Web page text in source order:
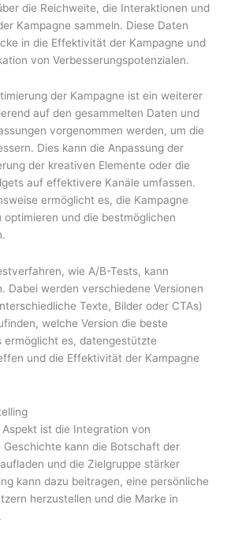
die Reichweite, die Interaktionen und
Kampagne sammeln. Diese Daten
in die Effektivität der Kampagne und
von Verbesserungspotenzialen.
der Kampagne ist ein weiterer
auf den gesammelten Daten und
vorgenommen werden, um die
Dies kann die Anpassung der
der kreativen Elemente oder die
auf effektivere Kanäle umfassen.
ermöglicht es, die Kampagne
und die bestmöglichen
wie A/B-Tests, kann
Dabei werden verschiedene Versionen
Texte, Bilder oder CTAs)
welche Version die beste
ermöglicht es, datengestützte
und die Effektivität der Kampagne
ist die Integration von
Geschichte kann die Botschaft der
und die Zielgruppe stärker
kann dazu beitragen, eine persönliche
herzustellen und die Marke in